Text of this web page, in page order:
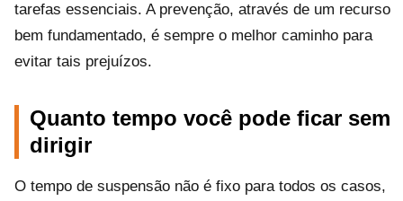
tarefas essenciais. A prevenção, através de um recurso
bem fundamentado, é sempre o melhor caminho para
evitar tais prejuízos.
Quanto tempo você pode ficar sem
dirigir
O tempo de suspensão não é fixo para todos os casos,